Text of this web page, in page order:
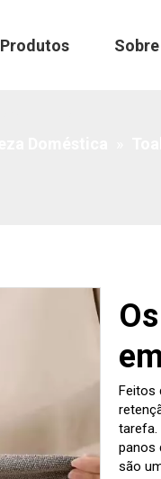
Produtos
Feitos
tarefa.
panos
são